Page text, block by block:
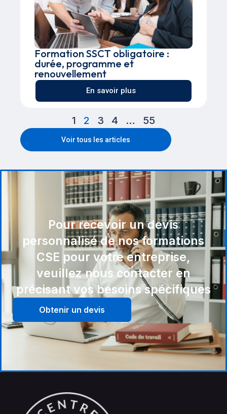
Formation SSCT obligatoire :
durée, programme et
renouvellement
En savoir plus
1 2 3 4 … 55
Voir tous les articles
Pour recevoir un devis
personnalisé de nos formations
CSE pour votre entreprise,
veuillez nous contacter en
précisant vos besoins spécifiques
Obtenir un devis